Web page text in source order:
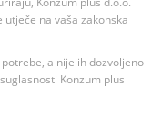
na vaša zakonska
a nije ih dozvoljeno
Konzum plus